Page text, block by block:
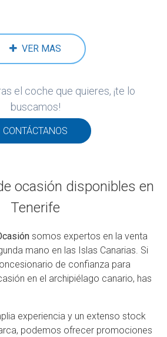
VER MAS
el coche que quieres, ¡te lo
buscamos!
CONTÁCTANOS
ocasión disponibles en
Tenerife
somos expertos en la venta
mano en las Islas Canarias. Si
de confianza para
en el archipiélago canario, has
experiencia y un extenso stock
podemos ofrecer promociones